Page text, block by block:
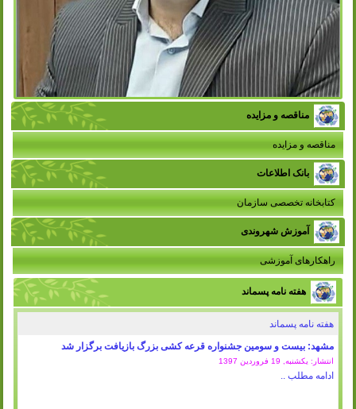
مناقصه و مزایده
مناقصه و مزایده
بانک اطلاعات
کتابخانه تخصصی سازمان
آموزش شهروندی
راهکارهای آموزشی
هفته نامه پسماند
هفته نامه پسماند
مشهد: بیست و سومین جشنواره قرعه کشی بزرگ بازیافت برگزار شد
انتشار: یکشنبه, 19 فروردين 1397
ادامه مطلب ..